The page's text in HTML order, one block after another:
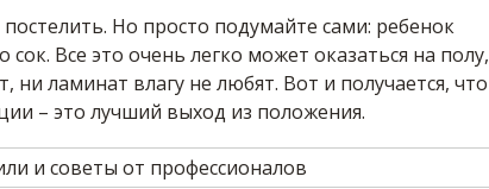
Но просто подумайте сами: ребенок
сок. Все это очень легко может оказаться на полу,
ни ламинат влагу не любят. Вот и получается, что
– это лучший выход из положения.